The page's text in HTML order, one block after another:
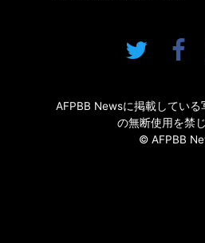
AFPBB Newsに掲載してい
の無断使用を禁じ
© AFPBB